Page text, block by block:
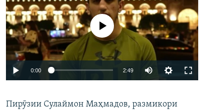
Феълан кор намекунад
0:00 2:49
360p
Пирӯзии Сулаймон Маҳмадов, размикори